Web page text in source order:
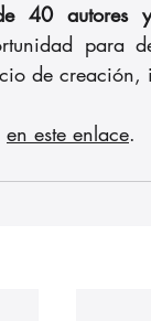
40 autores
para
de creación,
en este enlace.